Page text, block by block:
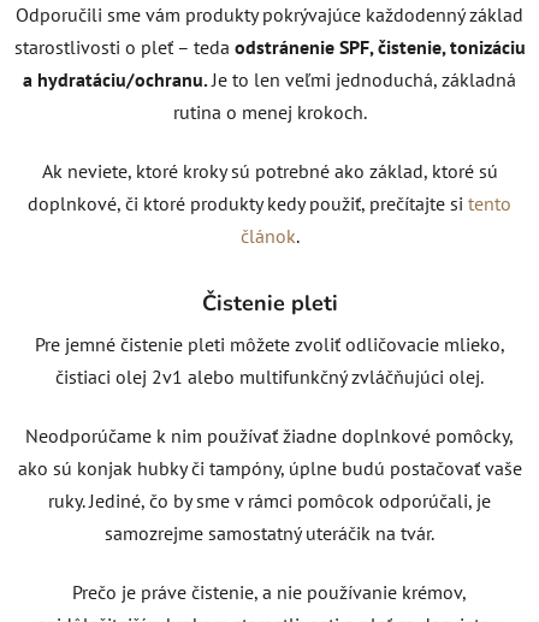
Odporučili sme vám produkty pokrývajúce každodenný základ
starostlivosti o pleť – teda odstránenie SPF, čistenie, tonizáciu
a hydratáciu/ochranu. Je to len veľmi jednoduchá, základná
rutina o menej krokoch.
Ak neviete, ktoré kroky sú potrebné ako základ, ktoré sú
doplnkové, či ktoré produkty kedy použiť, prečítajte si tento
článok.
Čistenie pleti
Pre jemné čistenie pleti môžete zvoliť odličovacie mlieko,
čistiaci olej 2v1 alebo multifunkčný zvláčňujúci olej.
Neodporúčame k nim používať žiadne doplnkové pomôcky,
ako sú konjak hubky či tampóny, úplne budú postačovať vaše
ruky. Jediné, čo by sme v rámci pomôcok odporúčali, je
samozrejme samostatný uteráčik na tvár.
Prečo je práve čistenie, a nie používanie krémov,